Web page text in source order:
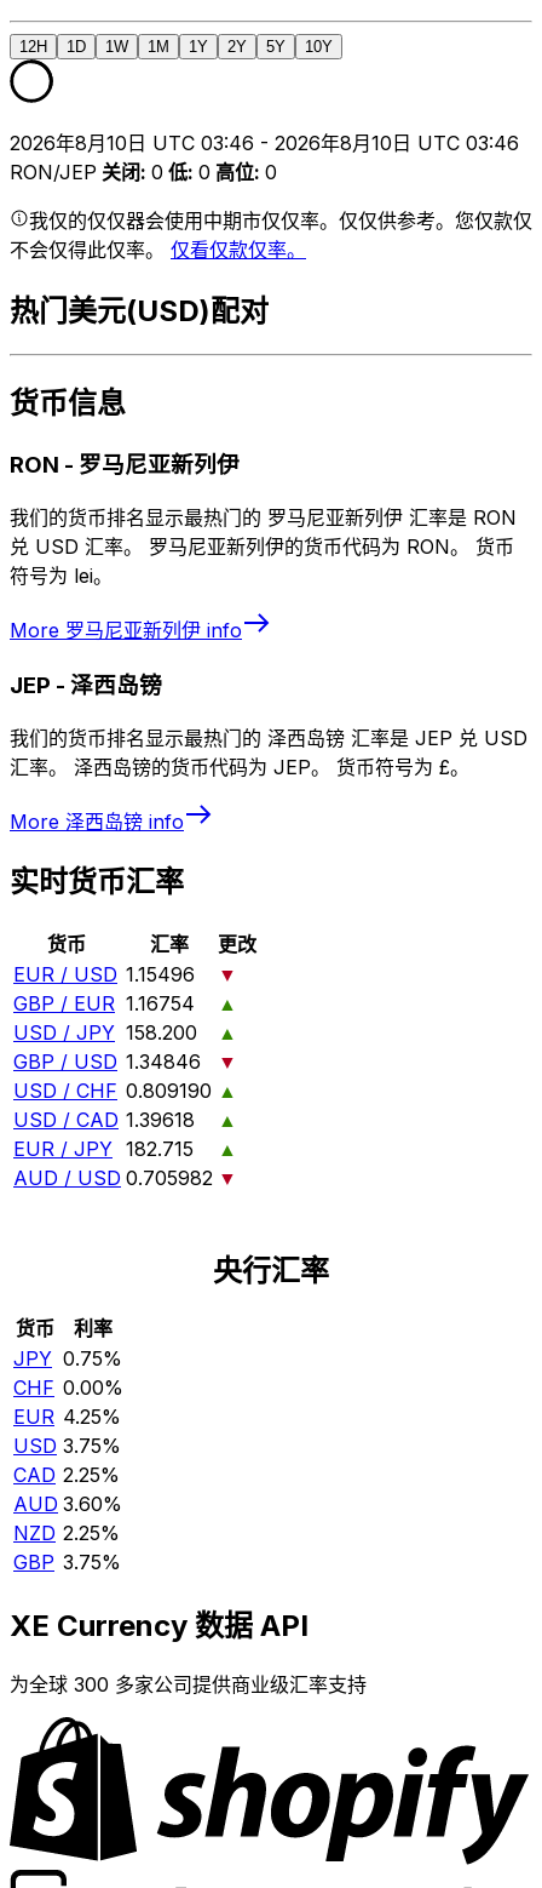
12H 1D 1W 1M 1Y 2Y 5Y 10Y
2026年8月10日 UTC 03:46 - 2026年8月10日 UTC 03:46
RON/JEP 关闭: 0 低: 0 高位: 0
我仅的仅仅器会使用中期市仅仅率。仅仅供参考。您仅款仅
不会仅得此仅率。 仅看仅款仅率。
热门美元(USD)配对
货币信息
RON - 罗马尼亚新列伊
我们的货币排名显示最热门的 罗马尼亚新列伊 汇率是 RON
兑 USD 汇率。 罗马尼亚新列伊的货币代码为 RON。 货币
符号为 lei。
More 罗马尼亚新列伊 info
JEP - 泽西岛镑
我们的货币排名显示最热门的 泽西岛镑 汇率是 JEP 兑 USD
汇率。 泽西岛镑的货币代码为 JEP。 货币符号为 £。
More 泽西岛镑 info
实时货币汇率
货币 汇率
更改
EUR / USD 1.15496
▼
GBP / EUR 1.16754
▲
USD / JPY 158.200
▲
GBP / USD 1.34846
▼
USD / CHF 0.809190 ▲
USD / CAD 1.39618
▲
EUR / JPY 182.715
▲
AUD / USD 0.705982 ▼
央行汇率
货币
利率
JPY 0.75%
CHF 0.00%
EUR 4.25%
USD 3.75%
CAD 2.25%
AUD 3.60%
NZD 2.25%
GBP 3.75%
XE Currency 数据 API
为全球 300 多家公司提供商业级汇率支持